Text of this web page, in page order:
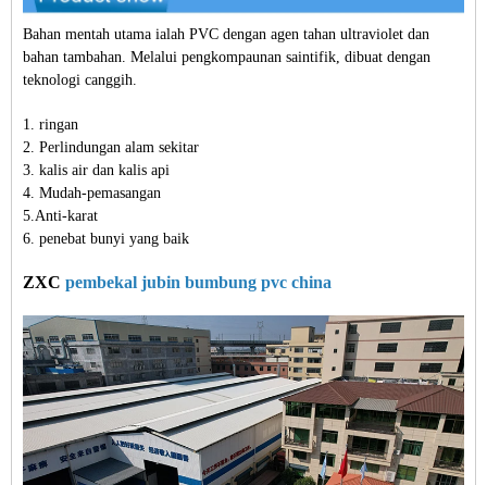
Bahan mentah utama ialah PVC dengan agen tahan ultraviolet dan
bahan tambahan. Melalui pengkompaunan saintifik, dibuat dengan
teknologi canggih.
1. ringan
2. Perlindungan alam sekitar
3. kalis air dan kalis api
4. Mudah-pemasangan
5.Anti-karat
6. penebat bunyi yang baik
ZXC pembekal jubin bumbung pvc china